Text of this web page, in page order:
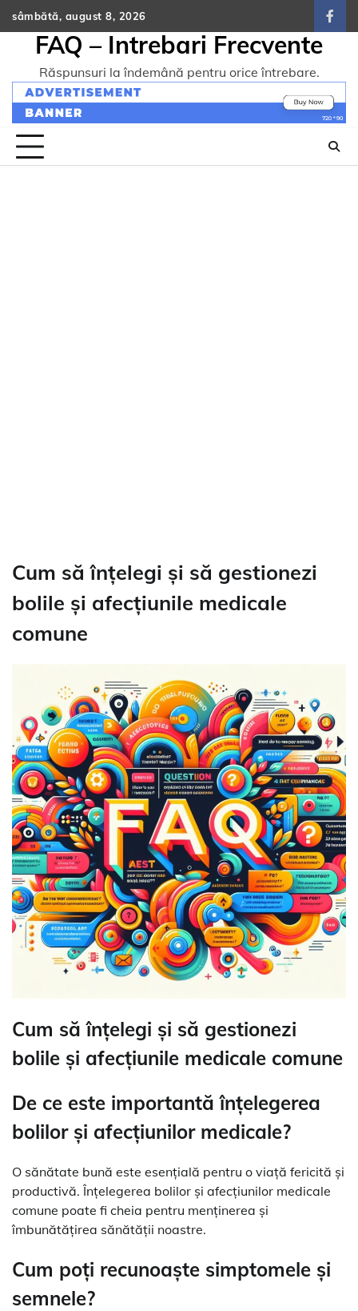
Skip
to
content
sâmbătă, august 8, 2026
FAQ – Intrebari Frecvente
Răspunsuri la îndemână pentru orice întrebare.
Cum să înțelegi și să gestionezi
bolile și afecțiunile medicale
comune
Cum să înțelegi și să gestionezi
bolile și afecțiunile medicale comune
De ce este importantă înțelegerea
bolilor și afecțiunilor medicale?
O sănătate bună este esențială pentru o viață fericită și
productivă. Înțelegerea bolilor și afecțiunilor medicale
comune poate fi cheia pentru menținerea și
îmbunătățirea sănătății noastre.
Cum poți recunoaște simptomele și
semnele?